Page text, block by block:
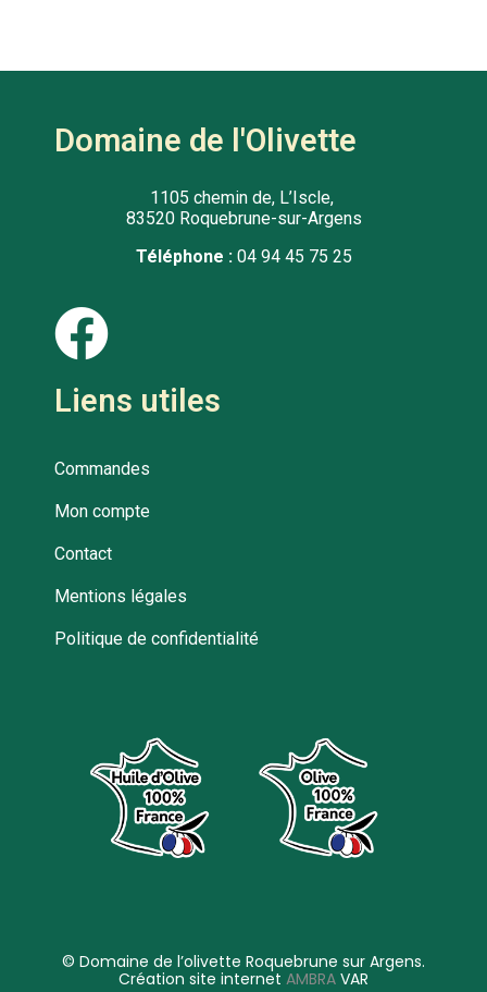
Domaine de l'Olivette
1105 chemin de, L’Iscle,
83520 Roquebrune-sur-Argens
Téléphone :04 94 45 75 25
Liens utiles
Commandes
Mon compte
Contact
Mentions légales
Politique de confidentialité
© Domaine de l’olivette Roquebrune sur Argens.
Création site internet AMBRA VAR